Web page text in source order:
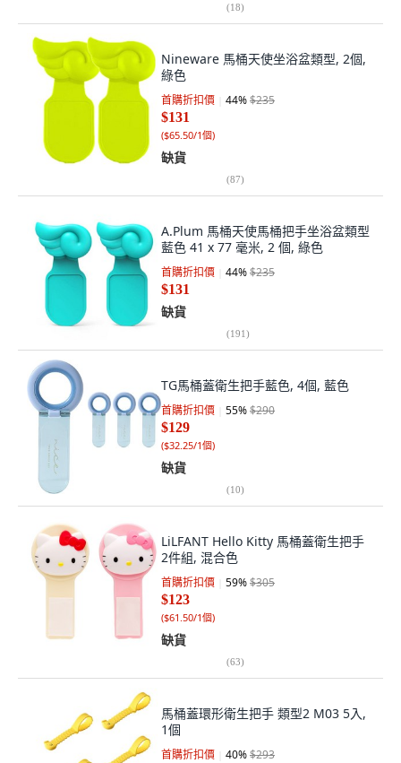
(18)
Nineware 馬桶天使坐浴盆類型, 2個,
綠色
首購折扣價 44%$235
$131
($65.50/1個)
缺貨
(87)
A.Plum 馬桶天使馬桶把手坐浴盆類型
藍色 41 x 77 毫米, 2 個, 綠色
首購折扣價 44%$235
$131
缺貨
(191)
TG馬桶蓋衛生把手藍色, 4個, 藍色
首購折扣價 55%$290
$129
($32.25/1個)
缺貨
(10)
LiLFANT Hello Kitty 馬桶蓋衛生把手
2件組, 混合色
首購折扣價 59%$305
$123
($61.50/1個)
缺貨
(63)
馬桶蓋環形衛生把手 類型2 M03 5入,
1個
首購折扣價 40%$293